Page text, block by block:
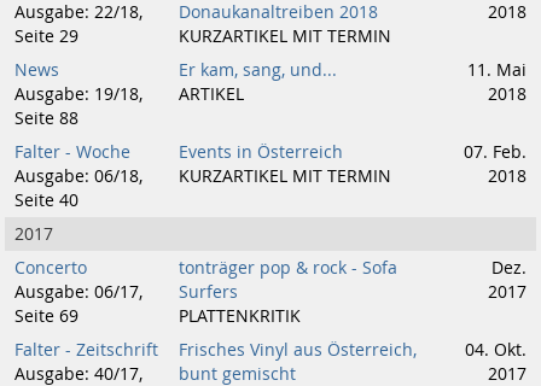
Ausgabe: 22/18,
Seite 29
Donaukanaltreiben 2018
KURZARTIKEL MIT TERMIN
2018
News
Ausgabe: 19/18,
Seite 88
Er kam, sang, und...
ARTIKEL
11. Mai
2018
Falter - Woche
Ausgabe: 06/18,
Seite 40
Events in Österreich
KURZARTIKEL MIT TERMIN
07. Feb.
2018
2017
Concerto
Ausgabe: 06/17,
Seite 69
tonträger pop & rock - Sofa
Surfers
PLATTENKRITIK
Dez.
2017
Falter - Zeitschrift
Ausgabe: 40/17,
Frisches Vinyl aus Österreich,
bunt gemischt
04. Okt.
2017